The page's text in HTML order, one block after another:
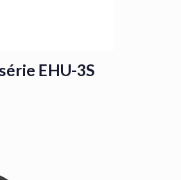
EHU-3S